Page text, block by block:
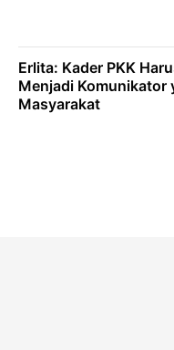
Erlita: Kader PKK
Menjadi Komunikator
Masyarakat